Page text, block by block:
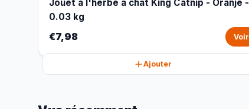
Jouet à l'herbe à chat King Catnip - Oranje -
0.03 kg
€7,98 Voir
Ajouter